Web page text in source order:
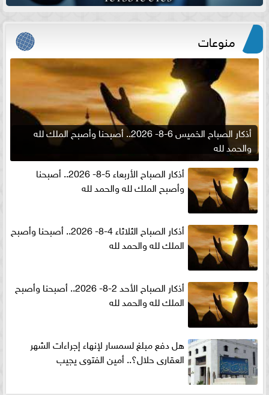
منوعات
أذكار الصباح الخميس 6-8- 2026.. أصبحنا وأصبح الملك لله
والحمد لله
أذكار الصباح الأربعاء 5-8- 2026.. أصبحنا
وأصبح الملك لله والحمد لله
أذكار الصباح الثلاثاء 4-8- 2026.. أصبحنا وأصبح
الملك لله والحمد لله
أذكار الصباح الأحد 2-8- 2026.. أصبحنا وأصبح
الملك لله والحمد لله
هل دفع مبلغ لسمسار لإنهاء إجراءات الشهر
العقارى حلال؟.. أمين الفتوى يجيب